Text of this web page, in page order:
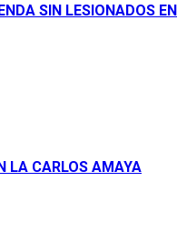
SIN LESIONADOS EN
LA CARLOS AMAYA